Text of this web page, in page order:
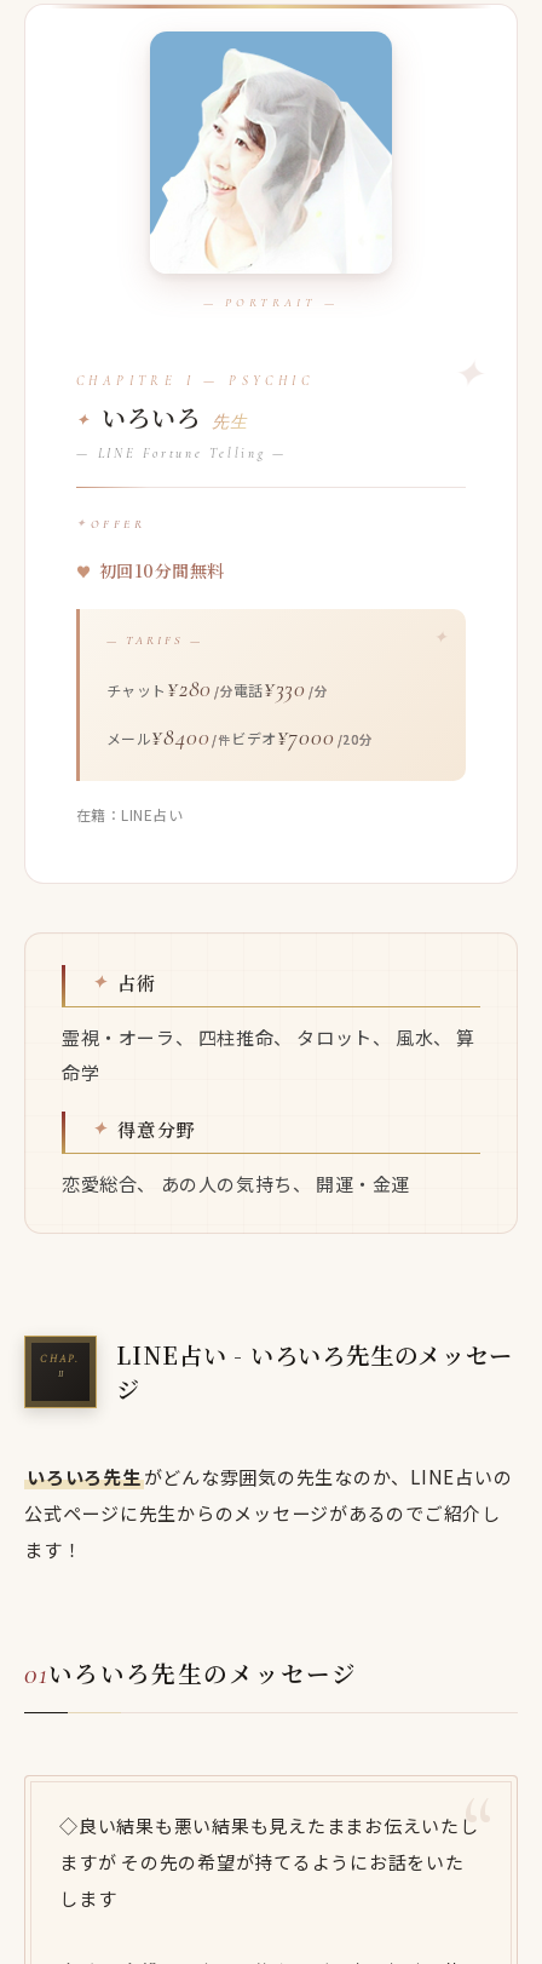
いろいろ 先生
— LINE Fortune Telling —
OFFER
初回10分間無料
— TARIFS —
チャット ¥280 /分電話¥330 /分
メール¥8400 /件 ビデオ¥7000 /20分
在籍：LINE占い
占術
霊視・オーラ、 四柱推命、 タロット、 風水、 算
命学
得意分野
恋愛総合、 あの人の気持ち、 開運・金運
LINE占い - いろいろ先生のメッセー
ジ
いろいろ先生がどんな雰囲気の先生なのか、LINE占いの
公式ページに先生からのメッセージがあるのでご紹介し
ます！
いろいろ先生のメッセージ
◇良い結果も悪い結果も見えたままお伝えいたし
ますが その先の希望が持てるようにお話をいた
します